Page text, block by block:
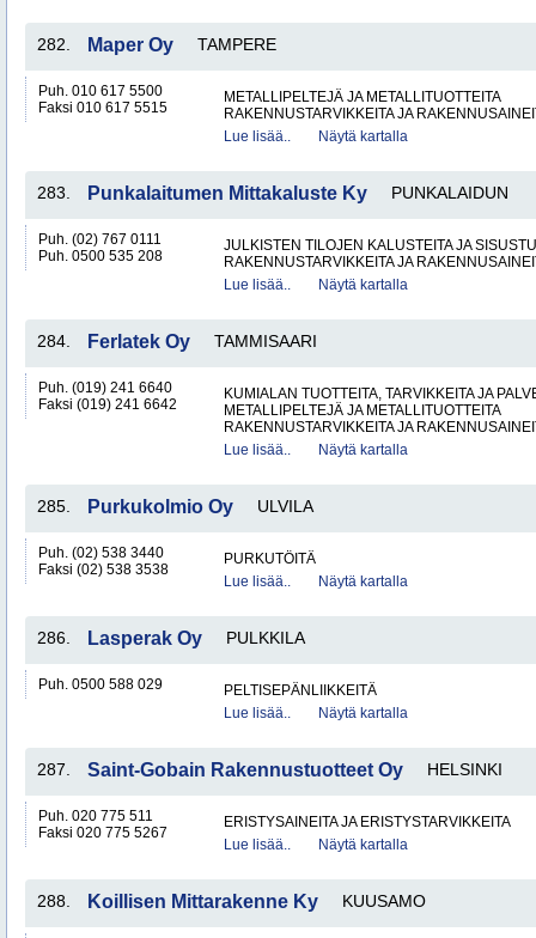
282. Maper Oy TAMPERE
Puh. 010 617 5500
Faksi 010 617 5515
METALLIPELTEJÄ JA METALLITUOTTEITA
RAKENNUSTARVIKKEITA JA
Lue lisää..
Näytä kartalla
283. Punkalaitumen Mittakaluste Ky PUNKALAIDUN
Puh. (02) 767 0111
Puh. 0500 535 208
JULKISTEN TILOJEN KALUSTEITA JA
RAKENNUSTARVIKKEITA JA
Lue lisää..
Näytä kartalla
284. Ferlatek Oy TAMMISAARI
Puh. (019) 241 6640
Faksi (019) 241 6642
KUMIALAN TUOTTEITA, TARVIKKEITA JA
METALLIPELTEJÄ JA METALLITUOTTEITA
RAKENNUSTARVIKKEITA JA
Lue lisää..
Näytä kartalla
285. Purkukolmio Oy ULVILA
Puh. (02) 538 3440
Faksi (02) 538 3538
PURKUTÖITÄ
Lue lisää..
Näytä kartalla
286. Lasperak Oy PULKKILA
Puh. 0500 588 029
PELTISEPÄNLIIKKEITÄ
Lue lisää..
Näytä kartalla
287. Saint-Gobain Rakennustuotteet Oy HELSINKI
Puh. 020 775 511
Faksi 020 775 5267
ERISTYSAINEITA JA ERISTYSTARVIKKEITA
Lue lisää..
Näytä kartalla
288. Koillisen Mittarakenne Ky KUUSAMO